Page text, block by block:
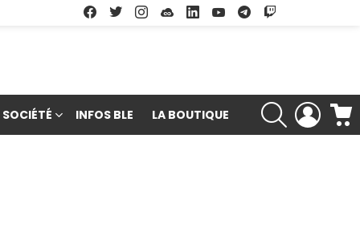
Facebook
TwitterInstagramSoundcloud
LinkedinYoutubeGoogle Play
SOCIÉTÉ INFOS BLE LA BOUTIQUE
RECHERCHE
LOGIN